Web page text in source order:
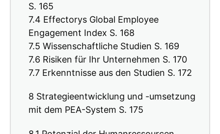
S. 165
7.4 Effectorys Global Employee
Engagement Index S. 168
7.5 Wissenschaftliche Studien S. 169
7.6 Risiken für Ihr Unternehmen S. 170
7.7 Erkenntnisse aus den Studien S. 172
8 Strategieentwicklung und -umsetzung
mit dem PEA-System S. 175